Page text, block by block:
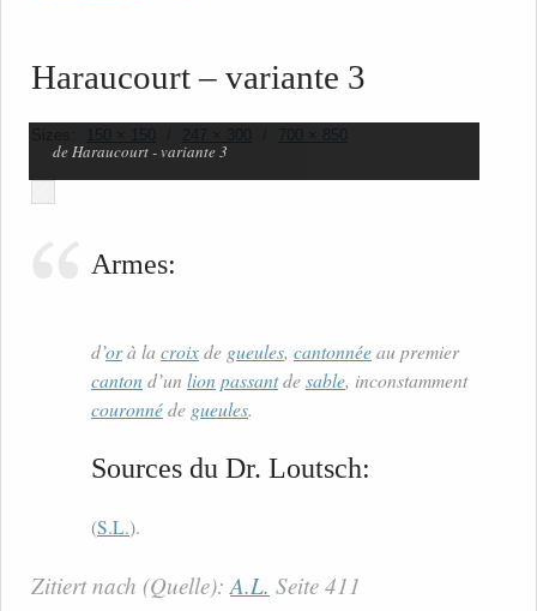
Haraucourt – variante 3
150 × 150 247 × 300 700 × 850
de Haraucourt - variante 3
Armes:
d’orà la croixde gueules, cantonnéeau premier
canton d’un lion passantdesable, inconstamment
couronnéde gueules.
Sources du Dr. Loutsch:
(S.L.).
Zitiert nach (Quelle):A.L. Seite 411